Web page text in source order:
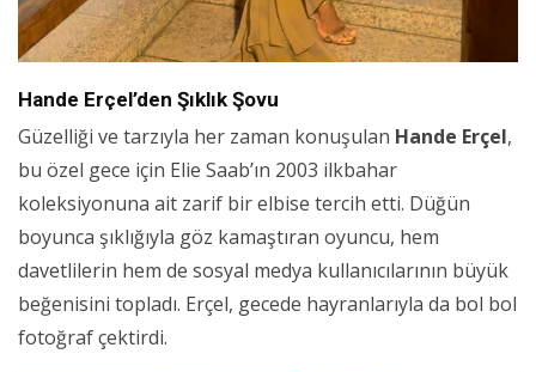
Hande Erçel’den Şıklık Şovu
Güzelliği ve tarzıyla her zaman konuşulan Hande Erçel,
bu özel gece için Elie Saab’ın 2003 ilkbahar
koleksiyonuna ait zarif bir elbise tercih etti. Düğün
boyunca şıklığıyla göz kamaştıran oyuncu, hem
davetlilerin hem de sosyal medya kullanıcılarının büyük
beğenisini topladı. Erçel, gecede hayranlarıyla da bol bol
fotoğraf çektirdi.